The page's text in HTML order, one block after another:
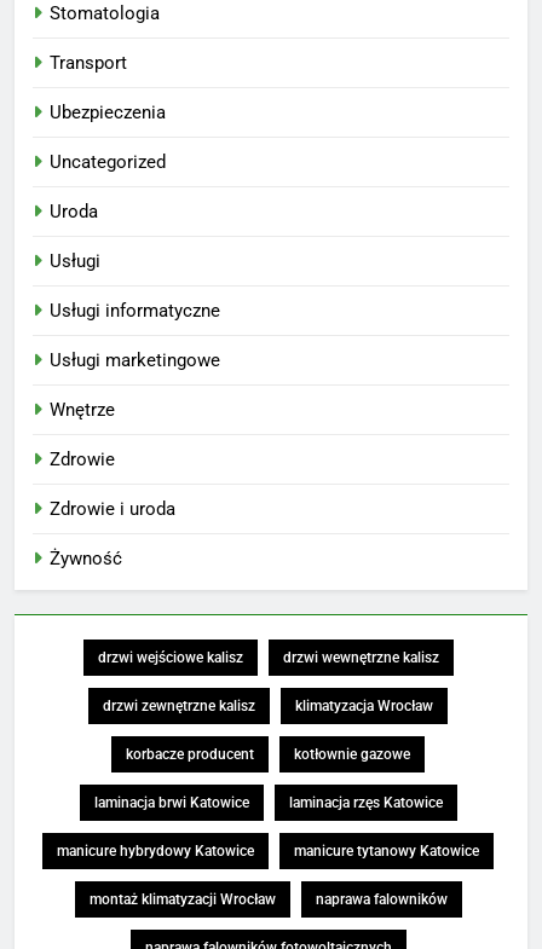
Stomatologia
Transport
Ubezpieczenia
Uncategorized
Uroda
Usługi
Usługi informatyczne
Usługi marketingowe
Wnętrze
Zdrowie
Zdrowie i uroda
Żywność
drzwi wejściowe kalisz drzwi wewnętrzne kalisz
drzwi zewnętrzne kalisz klimatyzacja Wrocław
korbacze producent kotłownie gazowe
laminacja brwi Katowice laminacja rzęs Katowice
manicure hybrydowy Katowice manicure tytanowy Katowice
montaż klimatyzacji Wrocław naprawa falowników